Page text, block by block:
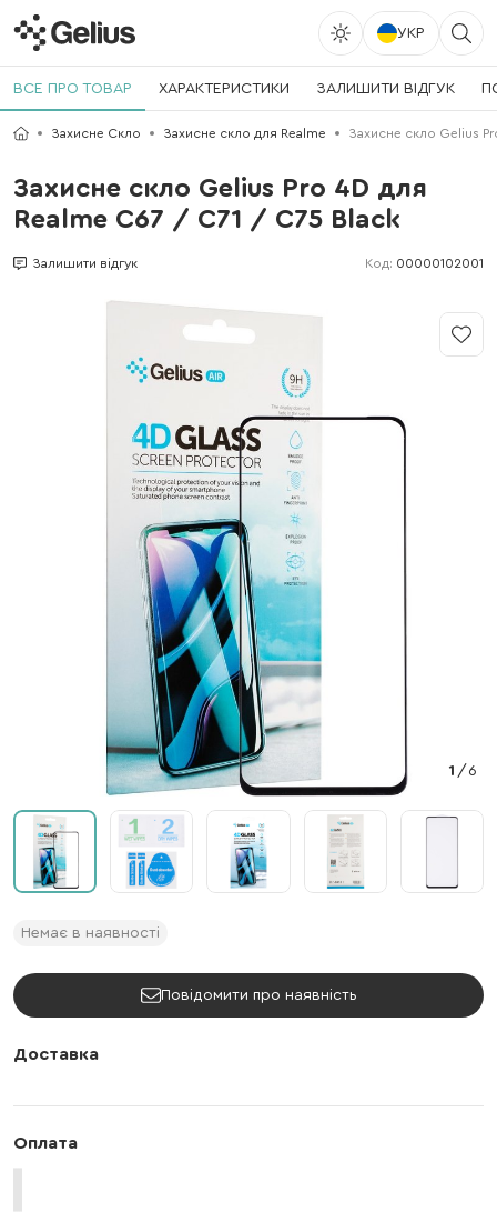
УКР
ВСЕ ПРО ТОВАР ХАРАКТЕРИСТИКИ ЗАЛИШИТИ ВІДГУК
Захисне Скло Захисне скло для Realme Захисне скло Gelius
Захисне скло Gelius Pro 4D для
Realme C67 / C71 / C75 Black
Залишити відгук Код: 00000102001
1 / 6
Немає в наявності
Повідомити про наявність
Доставка
Оплата